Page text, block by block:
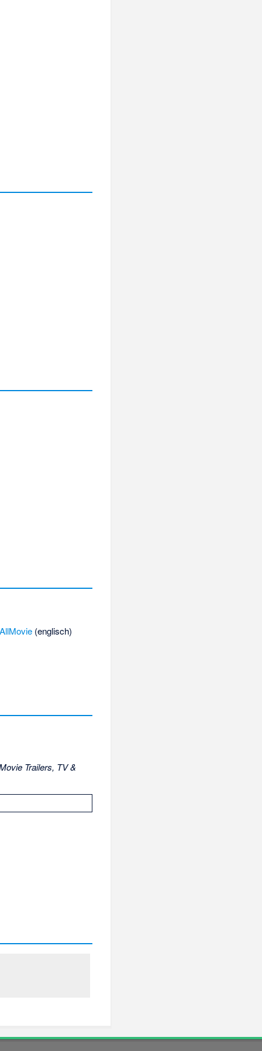
AllMovie(englisch)
Trailers, TV &